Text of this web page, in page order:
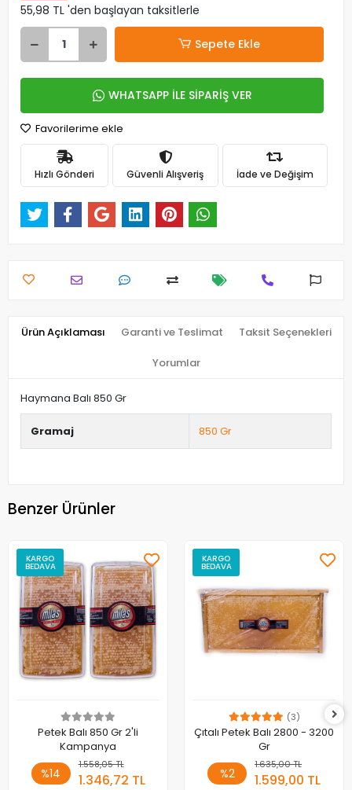
55,98 TL 'den başlayan taksitlerle
Sepete Ekle
WHATSAPP İLE SİPARİŞ VER
Favorilerime ekle
Hızlı Gönderi Güvenli Alışveriş İade ve Değişim
Ürün Açıklaması Garanti ve Teslimat Taksit Seçenekleri
Yorumlar
Haymana Balı 850 Gr
Gramaj 850 Gr
Benzer Ürünler
KARGO
BEDAVA
Petek Balı 850 Gr 2'li
Kampanya
%14
1.558,05 TL
1.346,72 TL
KARGO
BEDAVA
(3)
Çıtalı Petek Balı 2800 - 3200
Gr
%2
1.635,00 TL
1.599,00 TL